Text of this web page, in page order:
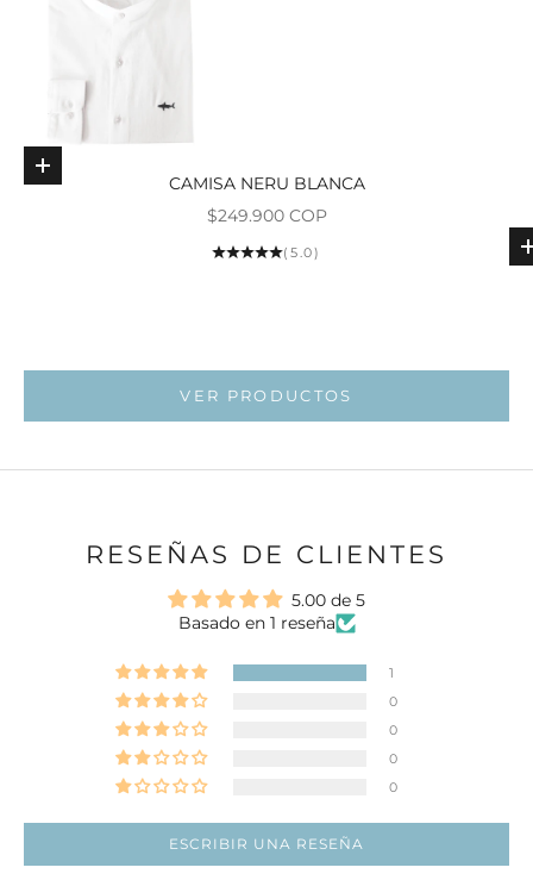
Ir al
Elige opciones
CAMISA NERU BLANCA
Precio de oferta
$249.900 COP
(5.0)
VER PRODUCTOS
RESEÑAS DE CLIENTES
5.00 de 5
Basado en 1 reseña
1
0
0
0
0
ESCRIBIR UNA RESEÑA